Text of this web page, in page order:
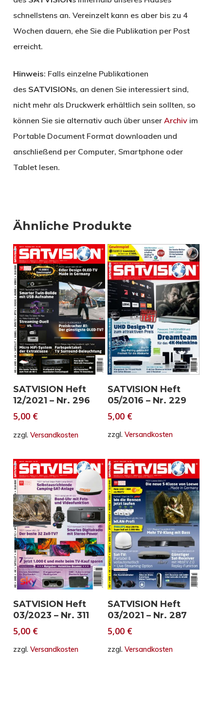
schnellstens an. Vereinzelt kann es aber bis zu 4
Wochen dauern, ehe Sie die Publikation per Post
erreicht.
Hinweis: Falls einzelne Publikationen
des SATVISIONs, an denen Sie interessiert sind,
nicht mehr als Druckwerk erhältlich sein sollten, so
können Sie sie alternativ auch über unser Archivim
Portable Document Format downloaden und
anschließend per Computer, Smartphone oder
Tablet lesen.
Ähnliche Produkte
In den Warenkorb
SATVISION Heft
12/2021 – Nr. 296
5,00 €
zzgl. Versandkosten
In den Warenkorb
SATVISION Heft
05/2016 – Nr. 229
5,00 €
zzgl.Versandkosten
In den Warenkorb
SATVISION Heft
03/2023 – Nr. 311
5,00 €
zzgl. Versandkosten
In den Warenkorb
SATVISION Heft
03/2021 – Nr. 287
5,00 €
zzgl.Versandkosten